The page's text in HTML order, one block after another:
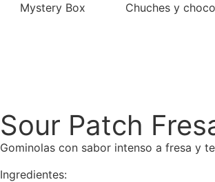
Mystery Box Chuches y
Sour Patch
Gominolas con sabor intenso a fresa y
Ingredientes: